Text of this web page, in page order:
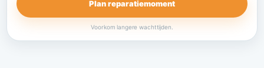
Plan reparatiemoment
Voorkom langere wachttijden.